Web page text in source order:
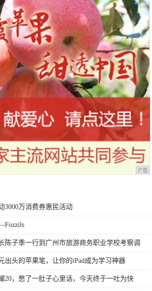
广告
3000万消费券惠民活动
陈子季一行到广州市旅游商务职业学校考察调
出头的苹果笔，让你的iPad成为学习神器
20，憋了一肚子心里话，今天终于一吐为快